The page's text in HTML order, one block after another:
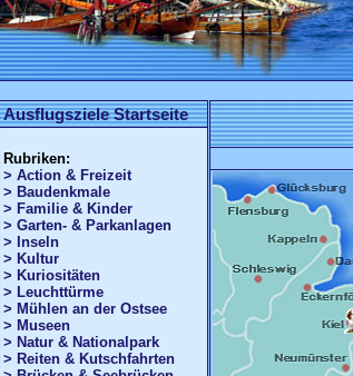
Ausflugsziele Startseite
Rubriken:
> Action & Freizeit
> Baudenkmale
> Familie & Kinder
> Garten- & Parkanlagen
> Inseln
> Kultur
> Kuriositäten
> Leuchttürme
> Mühlen an der Ostsee
> Museen
> Natur & Nationalpark
> Reiten & Kutschfahrten